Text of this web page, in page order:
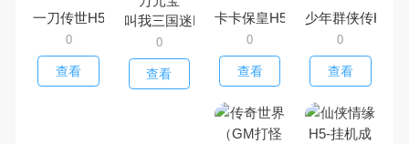
一刀传世H5
0
查看
叫我三国迷H5-送十万元宝
0
查看
卡卡保皇H5-BT
0
查看
少年群侠传H5
0
查看